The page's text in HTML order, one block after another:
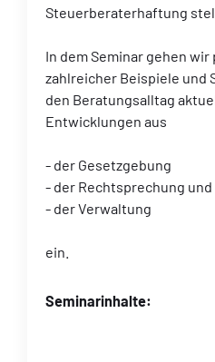
Steuerberaterhaftung
In dem Seminar gehen wir
zahlreicher Beispiele und
den Beratungsalltag
Entwicklungen aus
- der Gesetzgebung
- der Rechtsprechung und
- der Verwaltung
ein.
Seminarinhalte: